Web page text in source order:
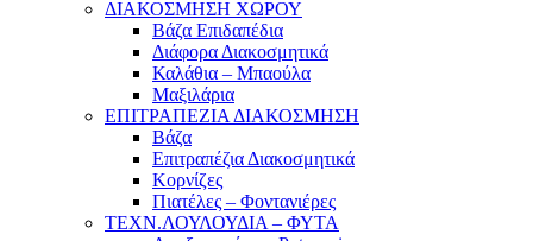
ΔΙΑΚΟΣΜΗΣΗ ΧΩΡΟΥ
Βάζα Επιδαπέδια
Διάφορα Διακοσμητικά
Καλάθια – Μπαούλα
Μαξιλάρια
ΕΠΙΤΡΑΠΕΖΙΑ ΔΙΑΚΟΣΜΗΣΗ
Βάζα
Επιτραπέζια Διακοσμητικά
Κορνίζες
Πιατέλες – Φοντανιέρες
ΤΕΧΝ.ΛΟΥΛΟΥΔΙΑ – ΦΥΤΑ